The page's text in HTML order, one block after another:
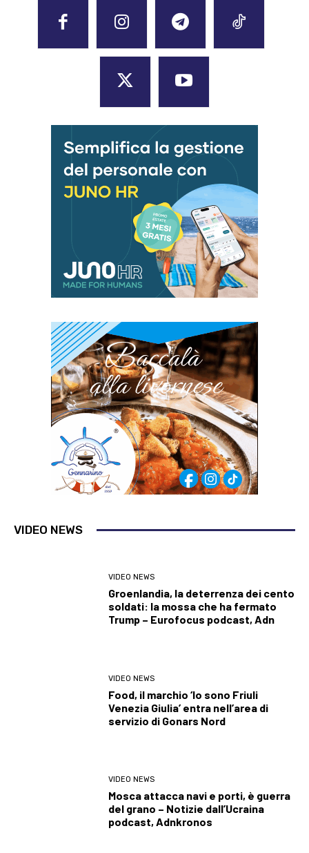
VIDEO NEWS
VIDEO NEWS
Groenlandia, la deterrenza dei cento
soldati: la mossa che ha fermato
Trump – Eurofocus podcast, Adn
VIDEO NEWS
Food, il marchio ‘Io sono Friuli
Venezia Giulia’ entra nell’area di
servizio di Gonars Nord
VIDEO NEWS
Mosca attacca navi e porti, è guerra
del grano – Notizie dall’Ucraina
podcast, Adnkronos